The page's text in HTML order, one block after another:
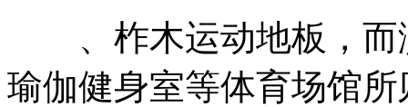
、柞木运动地板，而
瑜伽健身室等体育场馆